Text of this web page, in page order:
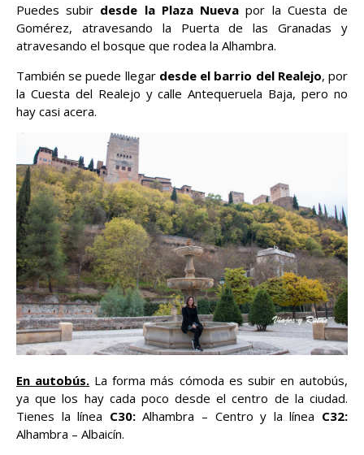
Puedes subir desde la Plaza Nueva por la Cuesta de
Gomérez, atravesando la Puerta de las Granadas y
atravesando el bosque que rodea la Alhambra.
También se puede llegar desde el barrio del Realejo, por
la Cuesta del Realejo y calle Antequeruela Baja, pero no
hay casi acera.
En autobús. La forma más cómoda es subir en autobús,
ya que los hay cada poco desde el centro de la ciudad.
Tienes la línea C30:Alhambra – Centro y la línea C32:
Alhambra – Albaicín.